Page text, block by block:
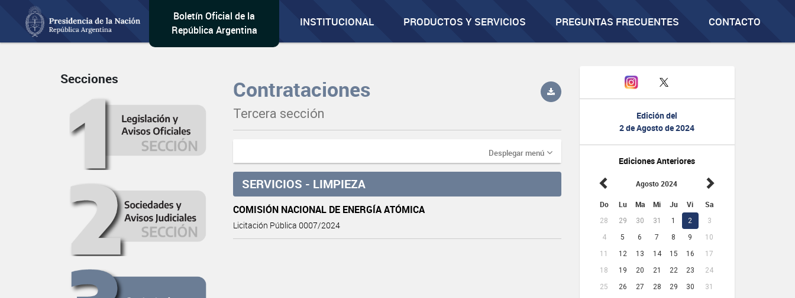
Boletín Oficial de la
República Argentina
INSTITUCIONAL PRODUCTOS Y SERVICIOS PREGUNTAS FRECUENTES CONTACTO
Edición del
2 de Agosto de 2024
Ediciones Anteriores
Agosto 2024
Do Lu Ma Mi Ju Vi Sa
28 29 30 31 1 2
3
4
5 6 7 8 9
10
11
12 13 14 15 16
17
18
19 20 21 22 23
24
25
26 27 28 29 30
31
Secciones Contrataciones
Tercera sección
Desplegar menú
SERVICIOS - LIMPIEZA
COMISIÓN NACIONAL DE ENERGÍA ATÓMICA
Licitación Pública 0007/2024